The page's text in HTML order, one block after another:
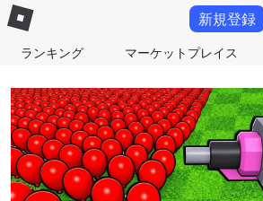
ランキング マーケットプレイス
新規登録